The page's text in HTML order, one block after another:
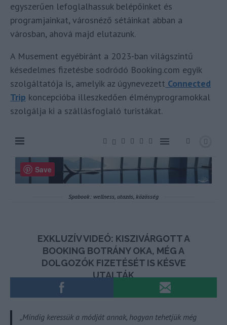
egyszerűen lefoglalhassuk belépőinket és
programjainkat, városnéző sétáinkat abban a
városban, ahová majd elutazunk.
A Musement egyébiránt a 2023-ban világszintű
késedelmes fizetésbe sodródó Booking.com egyik
szolgáltatója is, amelyik az úgynevezett Connected
Trip koncepcióba illeszkedően élményprogramokkal
szolgálja ki a szállásfoglaló turistákat.
„Mindig keressük a módját annak, hogyan tehetjük még